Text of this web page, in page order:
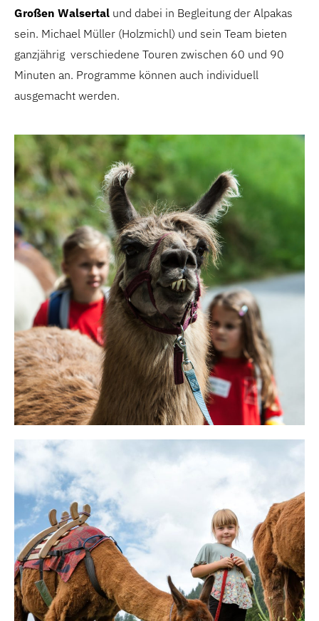
Großen Walsertal und dabei in Begleitung der Alpakas
sein. Michael Müller (Holzmichl) und sein Team bieten
ganzjährig verschiedene Touren zwischen 60 und 90
Minuten an. Programme können auch individuell
ausgemacht werden.